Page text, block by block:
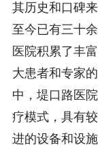
其历史和口碑
至今已有三十
医院积累了丰
大患者和专家
中，堤口路医
疗模式，具有
进的设备和设